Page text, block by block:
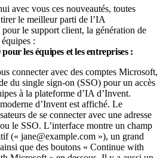
avec vous ces nouveautés, toutes
le meilleur parti de l’IA
le support client, la génération de
:
les équipes et les entreprises :
connecter avec des comptes Microsoft,
du single sign-on (SSO) pour un accès
à la plateforme d’IA d’Invent.